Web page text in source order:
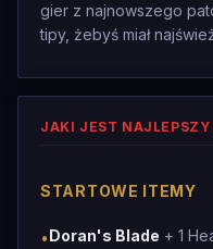
gier z najnowszego
tipy, żebyś miał
JAKI JEST NAJLEPSZY
STARTOWE ITEMY
•Doran's Blade + 1